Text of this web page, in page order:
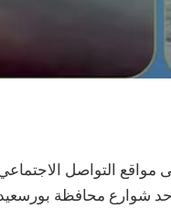
التواصل
شوارع محافظة